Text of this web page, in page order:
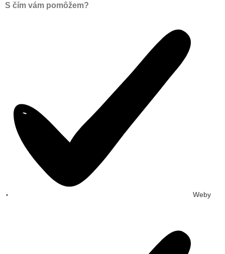
S čím vám pomôžem?
Weby